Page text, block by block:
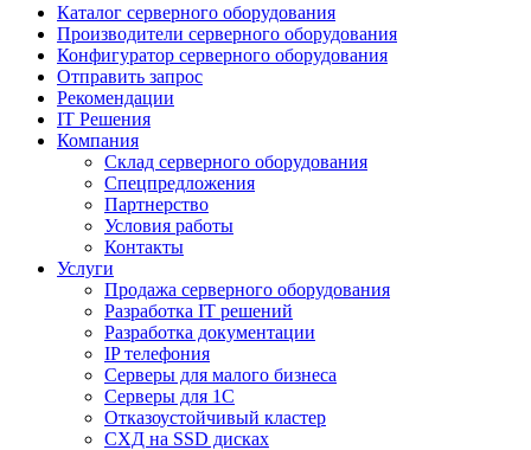
Каталог серверного оборудования
Производители серверного оборудования
Конфигуратор серверного оборудования
Отправить запрос
Рекомендации
IT Решения
Компания
Склад серверного оборудования
Спецпредложения
Партнерство
Условия работы
Контакты
Услуги
Продажа серверного оборудования
Разработка IT решений
Разработка документации
IP телефония
Серверы для малого бизнеса
Серверы для 1С
Отказоустойчивый кластер
СХД на SSD дисках